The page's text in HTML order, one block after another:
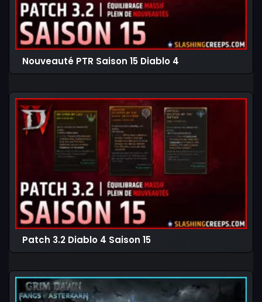
Nouveauté PTR Saison 15 Diablo 4
Patch 3.2 Diablo 4 Saison 15